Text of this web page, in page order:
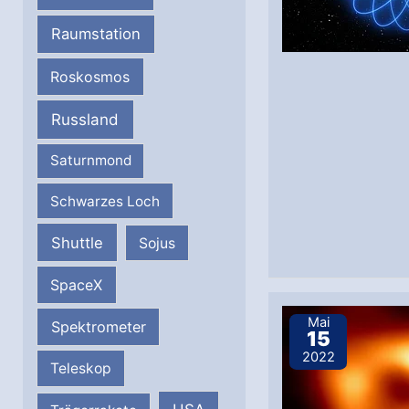
Raumstation
Roskosmos
Russland
Saturnmond
Schwarzes Loch
Shuttle Sojus
SpaceX
Spektrometer
Teleskop
Mai
15
2022